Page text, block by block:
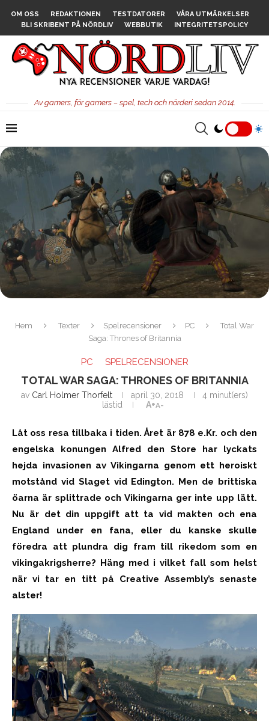
OM OSS REDAKTIONEN TESTDATORER
VÅRA UTMÄRKELSER
BLI SKRIBENT PÅ NÖRDLIV
WEBBUTIK INTEGRITETSPOLICY
Av gamers, för gamers – spel, tech och nörderi sedan 2014.
Hem Texter Spelrecensioner PC
Total War
Saga: Thrones of Britannia
PC SPELRECENSIONER
TOTAL WAR SAGA: THRONES OF BRITANNIA
av Carl Holmer Thorfelt april 30, 2018
4 minut(ers)
lästid
A+A-
Låt oss resa tillbaka i tiden. Året är 878 e.Kr. och den
engelska konungen Alfred den Store har lyckats
hejda invasionen av Vikingarna genom ett heroiskt
motstånd vid Slaget vid Edington. Men de brittiska
öarna är splittrade och Vikingarna ger inte upp lätt.
Nu är det din uppgift att ta vid makten och ena
England under en fana, eller du kanske skulle
föredra att plundra dig fram till rikedom som en
vikingakrigsherre? Häng med i vilket fall som helst
när vi tar en titt på Creative Assembly’s senaste
alster!